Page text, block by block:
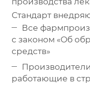
Стандарт
Все
с законом «Об
средств»
работающие в